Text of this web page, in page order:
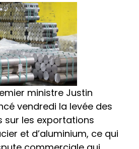
ministre Justin
vendredi la levée des
sur les exportations
et d’aluminium, ce qui